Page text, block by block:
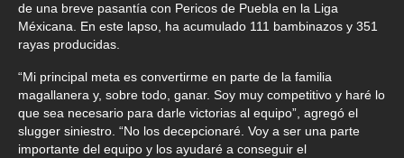
de una breve pasantía con Pericos de Puebla en la Liga
Méxicana. En este lapso, ha acumulado 111 bambinazos y 351
rayas producidas.
“Mi principal meta es convertirme en parte de la familia
magallanera y, sobre todo, ganar. Soy muy competitivo y haré lo
que sea necesario para darle victorias al equipo”, agregó el
slugger siniestro. “No los decepcionaré. Voy a ser una parte
importante del equipo y los ayudaré a conseguir el